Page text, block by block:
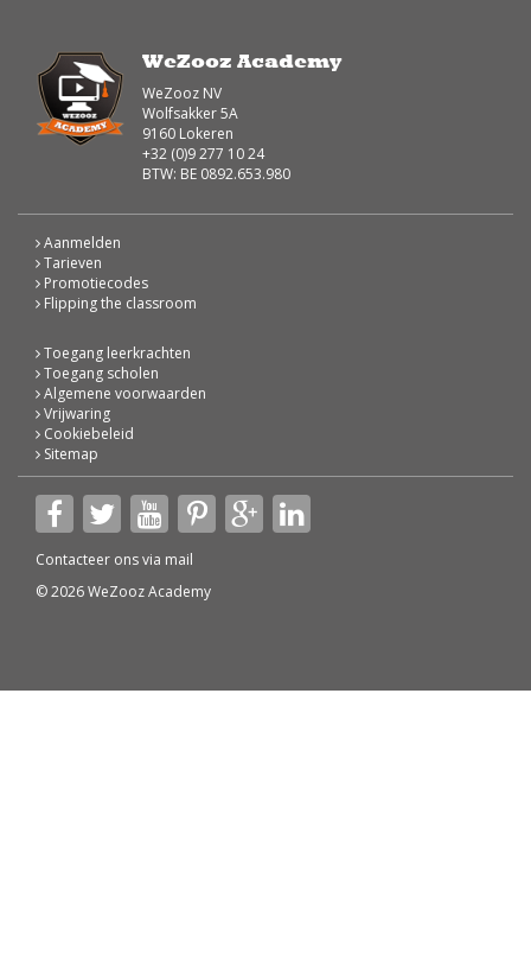
WeZooz Academy
WeZooz NV
Wolfsakker 5A
9160 Lokeren
+32 (0)9 277 10 24
BTW: BE 0892.653.980
Aanmelden
Tarieven
Promotiecodes
Flipping the classroom
Toegang leerkrachten
Toegang scholen
Algemene voorwaarden
Vrijwaring
Cookiebeleid
Sitemap
Contacteer ons via mail
© 2026 WeZooz Academy